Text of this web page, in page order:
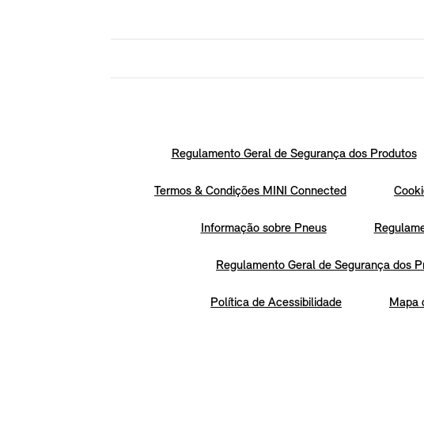
Regulamento Geral de Segurança dos Produtos
Termos & Condições MINI Connected
Informação sobre Pneus
Regulamento Geral de Segurança dos
Política de Acessibilidade Mapa